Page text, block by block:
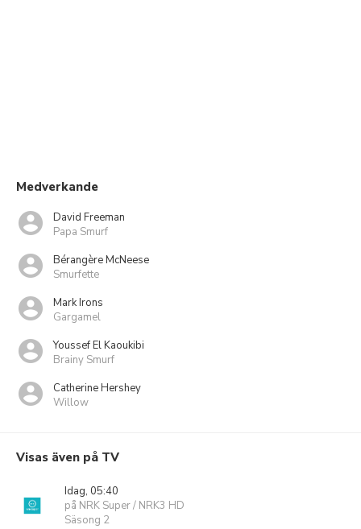
Medverkande
David Freeman
Papa Smurf
Bérangère McNeese
Smurfette
Mark Irons
Gargamel
Youssef El Kaoukibi
Brainy Smurf
Catherine Hershey
Willow
Visas även på TV
Idag, 05:40
på NRK Super / NRK3 HD
Säsong 2